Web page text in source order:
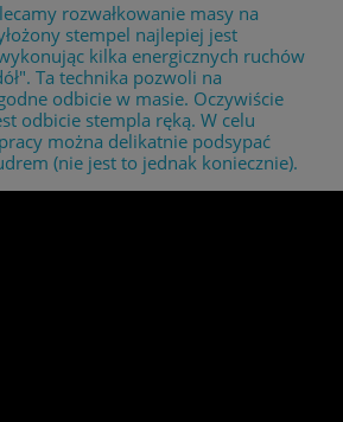
rozwałkowanie masy na
stempel najlepiej jest
kilka energicznych ruchów
Ta technika pozwoli na
odbicie w masie. Oczywiście
odbicie stempla ręką. W celu
można delikatnie podsypać
(nie jest to jednak koniecznie).